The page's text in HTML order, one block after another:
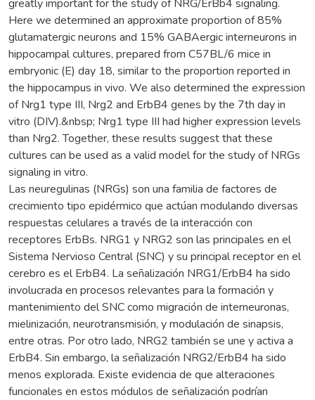
greatly important for the study of NRG/ErBb4 signaling.
Here we determined an approximate proportion of 85%
glutamatergic neurons and 15% GABAergic interneurons in
hippocampal cultures, prepared from C57BL/6 mice in
embryonic (E) day 18, similar to the proportion reported in
the hippocampus in vivo. We also determined the expression
of Nrg1 type III, Nrg2 and ErbB4 genes by the 7th day in
vitro (DIV).&nbsp; Nrg1 type III had higher expression levels
than Nrg2. Together, these results suggest that these
cultures can be used as a valid model for the study of NRGs
signaling in vitro.
Las neuregulinas (NRGs) son una familia de factores de
crecimiento tipo epidérmico que actúan modulando diversas
respuestas celulares a través de la interacción con
receptores ErbBs. NRG1 y NRG2 son las principales en el
Sistema Nervioso Central (SNC) y su principal receptor en el
cerebro es el ErbB4. La señalización NRG1/ErbB4 ha sido
involucrada en procesos relevantes para la formación y
mantenimiento del SNC como migración de interneuronas,
mielinización, neurotransmisión, y modulación de sinapsis,
entre otras. Por otro lado, NRG2 también se une y activa a
ErbB4. Sin embargo, la señalización NRG2/ErbB4 ha sido
menos explorada. Existe evidencia de que alteraciones
funcionales en estos módulos de señalización podrían